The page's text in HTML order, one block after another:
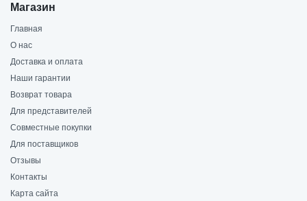
Магазин
Главная
О нас
Доставка и оплата
Наши гарантии
Возврат товара
Для представителей
Совместные покупки
Для поставщиков
Отзывы
Контакты
Карта сайта